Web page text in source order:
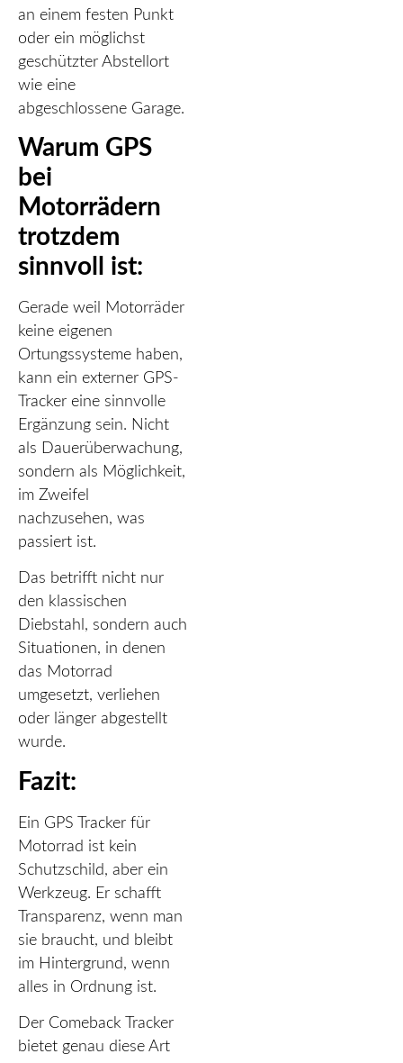
an einem festen Punkt
oder ein möglichst
geschützter Abstellort
wie eine
abgeschlossene Garage.
Warum GPS
bei
Motorrädern
trotzdem
sinnvoll ist:
Gerade weil Motorräder
keine eigenen
Ortungssysteme haben,
kann ein externer GPS-
Tracker eine sinnvolle
Ergänzung sein. Nicht
als Dauerüberwachung,
sondern als Möglichkeit,
im Zweifel
nachzusehen, was
passiert ist.
Das betrifft nicht nur
den klassischen
Diebstahl, sondern auch
Situationen, in denen
das Motorrad
umgesetzt, verliehen
oder länger abgestellt
wurde.
Fazit:
Ein GPS Tracker für
Motorrad ist kein
Schutzschild, aber ein
Werkzeug. Er schafft
Transparenz, wenn man
sie braucht, und bleibt
im Hintergrund, wenn
alles in Ordnung ist.
Der Comeback Tracker
bietet genau diese Art